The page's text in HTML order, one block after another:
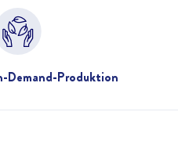
Demand-Produktion